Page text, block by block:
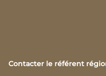
Contacter le référent